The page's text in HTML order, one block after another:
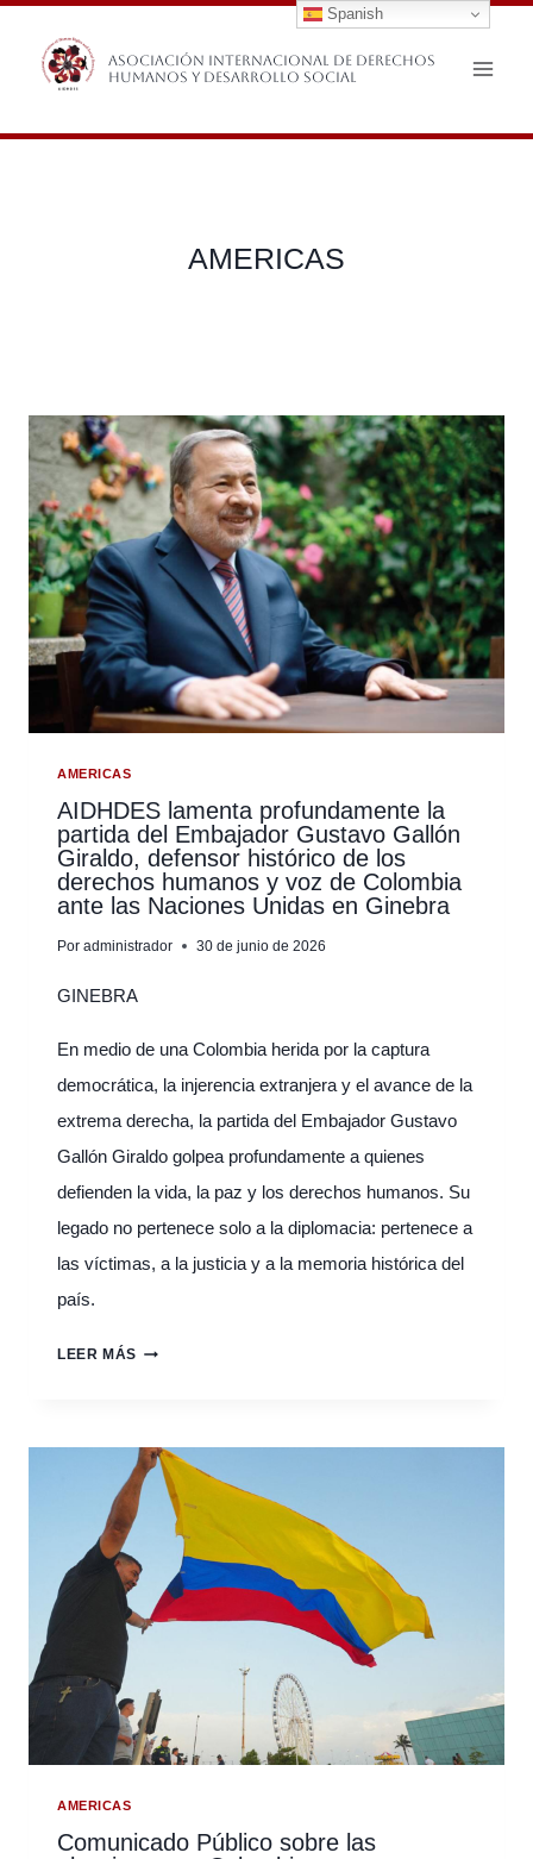
contenido
Asociación Internacional de Derechos
Humanos y Desarrollo Social
AMERICAS
AMERICAS
AIDHDES lamenta profundamente la
partida del Embajador Gustavo Gallón
Giraldo, defensor histórico de los
derechos humanos y voz de Colombia
ante las Naciones Unidas en Ginebra
Por administrador 30 de junio de 2026
GINEBRA
En medio de una Colombia herida por la captura
democrática, la injerencia extranjera y el avance de la
extrema derecha, la partida del Embajador Gustavo
Gallón Giraldo golpea profundamente a quienes
defienden la vida, la paz y los derechos humanos. Su
legado no pertenece solo a la diplomacia: pertenece a
las víctimas, a la justicia y a la memoria histórica del
país.
LEER MÁSAIDHDES
PARTIDA
DEL
EMBAJADOR
GUSTAVO
GALLÓN
GIRALDO,
DEFENSOR
DE
LOS
DERECHOS
VOZ
AMERICAS
Comunicado Público sobre las
Spanish